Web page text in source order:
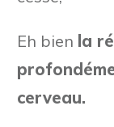
Eh bien la
cerveau.